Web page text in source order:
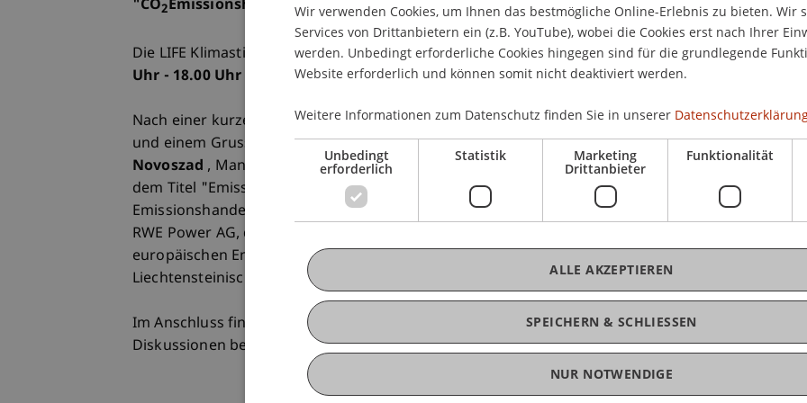
"CO2Emissionshandel: Perspektiven und Erfahrungen von Marktteilnehmern"
Die LIFE Klimastiftung Liechtenstein freut sich, Sie amFreitag, 09. Oktober 2009, 16.30
Uhr - 18.00 Uhr zum LIFE-Event an der Hochschule Liechtenstein einzuladen.
Nach einer kurzen Begrüssung durch den StiftungsratsvizepräsidentenMichael Lauber
und einem Grusswort von RegierungschefDr. Klaus TschütscherwirdMichael
Novoszad , Managing Director ¿ Climate Corporation Emissions Trading GmbH unter
dem Titel "Emissionshandel: Technik, Teilnehmer und Marktmechanismus" über den
Emissionshandel referieren. Danach erläutert
Marcel Hanakam
, Manager Klimaschutz,
RWE Power AG, die Entwicklung des Emissionshandels aus Sicht eines grossen
europäischen Energieversorgers. Zum Schluss wird
Liechtensteinische Emissionshandelsregister vorstellen.
Im Anschluss findet ein Apéro
statt, bei welchem die Möglichkeit zu angeregten
Diskussionen besteht.
Wir verwenden Cookies, um Ihnen das bestmögliche Online-Erlebnis zu bieten. Wir
Services von Drittanbietern ein (z.B. YouTube), wobei die Cookies erst nach Ihrer
werden. Unbedingt erforderliche Cookies hingegen sind für die grundlegende
Website erforderlich und können somit nicht deaktiviert werden.
Weitere Informationen zum Datenschutz finden Sie in unserer
Unbedingt
erforderlich
Statistik Marketing
Drittanbieter
Funktionalität
SPEICHERN & SCHLIESSEN
ALLE AKZEPTIEREN
NUR NOTWENDIGE